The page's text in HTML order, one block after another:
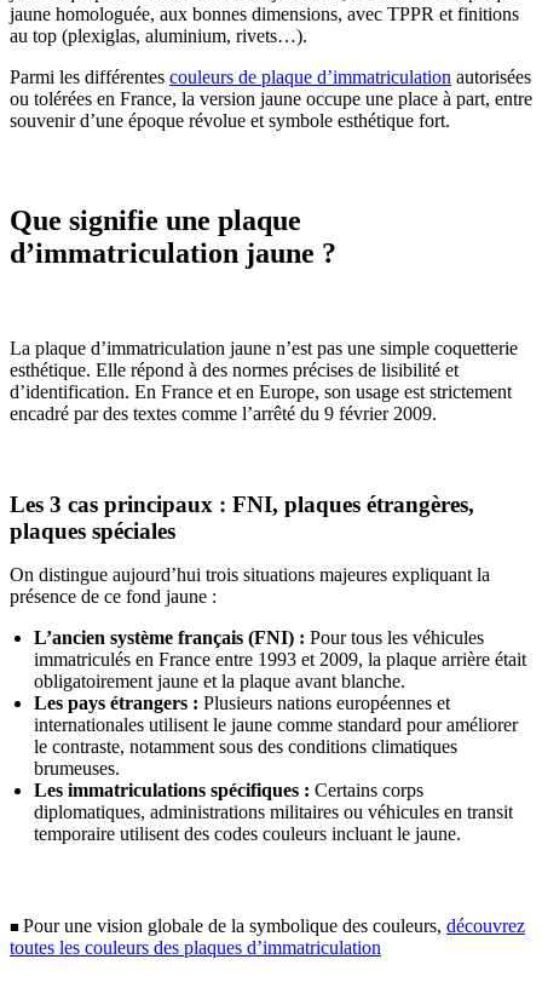
jaune homologuée, aux bonnes dimensions, avec TPPR et finitions
au top (plexiglas, aluminium, rivets…).
Parmi les différentes couleurs de plaque d’immatriculation autorisées
ou tolérées en France, la version jaune occupe une place à part, entre
souvenir d’une époque révolue et symbole esthétique fort.
Que signifie une plaque
d’immatriculation jaune ?
La plaque d’immatriculation jaune n’est pas une simple coquetterie
esthétique. Elle répond à des normes précises de lisibilité et
d’identification. En France et en Europe, son usage est strictement
encadré par des textes comme l’arrêté du 9 février 2009.
Les 3 cas principaux : FNI, plaques étrangères,
plaques spéciales
On distingue aujourd’hui trois situations majeures expliquant la
présence de ce fond jaune :
L’ancien système français (FNI) : Pour tous les véhicules
immatriculés en France entre 1993 et 2009, la plaque arrière était
obligatoirement jaune et la plaque avant blanche.
Les pays étrangers : Plusieurs nations européennes et
internationales utilisent le jaune comme standard pour améliorer
le contraste, notamment sous des conditions climatiques
brumeuses.
Les immatriculations spécifiques : Certains corps
diplomatiques, administrations militaires ou véhicules en transit
temporaire utilisent des codes couleurs incluant le jaune.
■ Pour une vision globale de la symbolique des couleurs, découvrez
toutes les couleurs des plaques d’immatriculation